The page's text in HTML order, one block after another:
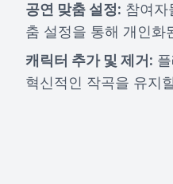
공연 맞춤 설정: 참여자
춤 설정을 통해 개인화
캐릭터 추가 및 제거:
혁신적인 작곡을 유지